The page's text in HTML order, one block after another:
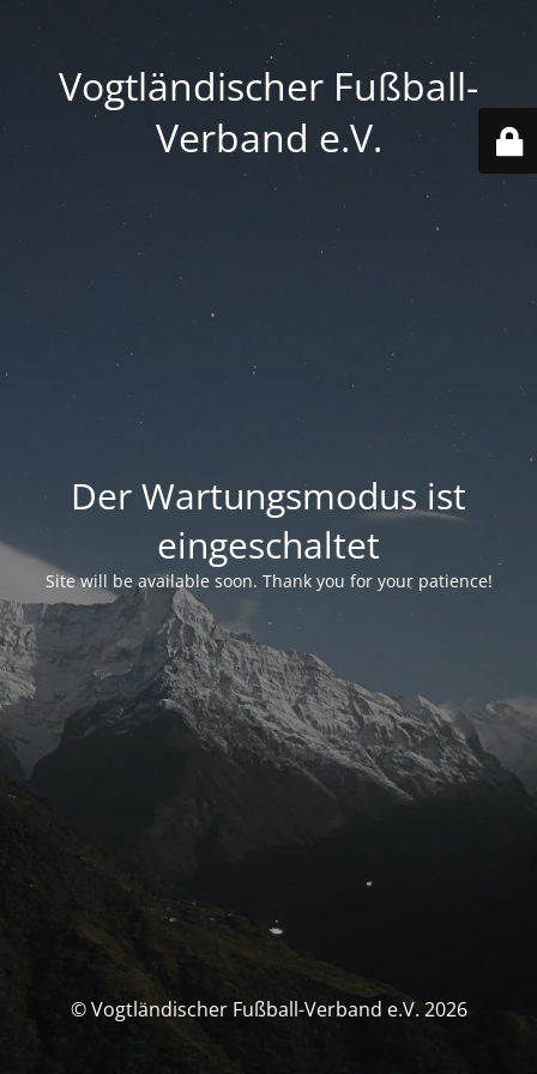
Vogtländischer Fußball-
Verband e.V.
Der Wartungsmodus ist
eingeschaltet
Site will be available soon. Thank you for your patience!
© Vogtländischer Fußball-Verband e.V. 2026